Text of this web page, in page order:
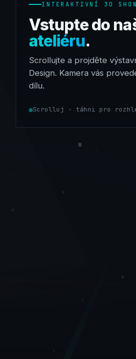
INTERAKTIVNÍ 3D
Vstupte do
ateliéru.
Scrollujte a projděte
Design. Kamera vás
dílu.
Scrolluj · táhni pro